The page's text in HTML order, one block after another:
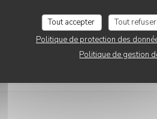
Tout accepter Tout refuser
Politique de protection des
Politique de gestion
Service:5/5 Ambiance